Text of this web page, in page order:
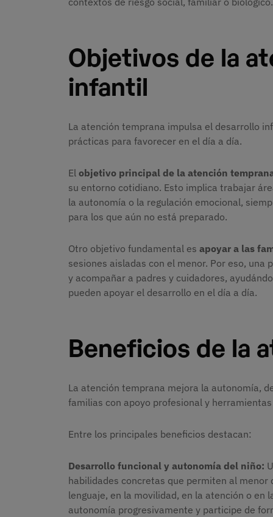
Objetivos de la
infantil
La atención temprana impulsa el desarrollo
prácticas para favorecer en el día a día.
El objetivo principal de la atención
su entorno cotidiano. Esto implica trabajar
la autonomía o la regulación emocional,
para los que aún no está preparado.
Otro objetivo fundamental es apoyar a las
sesiones aisladas con el menor. Por eso,
y acompañar a padres y cuidadores,
pueden apoyar el desarrollo en el día a día.
Beneficios de la
La atención temprana mejora la autonomía,
familias con apoyo profesional y
Entre los principales beneficios destacan:
Desarrollo funcional y autonomía del niño:
habilidades concretas que permiten al
lenguaje, en la movilidad, en la atención o en
autonomía progresivamente y participe de